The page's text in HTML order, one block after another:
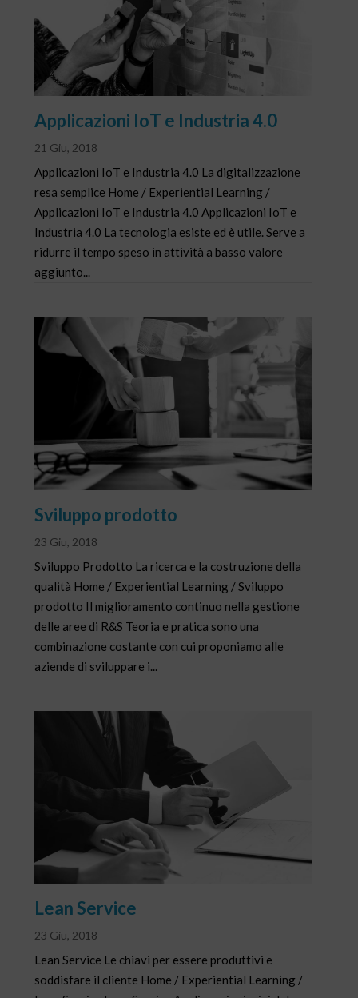
Applicazioni IoT e Industria 4.0
21 Giu, 2018
Applicazioni IoT e Industria 4.0 La digitalizzazione
resa semplice Home / Experiential Learning /
Applicazioni IoT e Industria 4.0 Applicazioni IoT e
Industria 4.0 La tecnologia esiste ed è utile. Serve a
ridurre il tempo speso in attività a basso valore
aggiunto...
Sviluppo prodotto
23 Giu, 2018
Sviluppo Prodotto La ricerca e la costruzione della
qualità Home / Experiential Learning / Sviluppo
prodotto Il miglioramento continuo nella gestione
delle aree di R&S Teoria e pratica sono una
combinazione costante con cui proponiamo alle
aziende di sviluppare i...
Lean Service
23 Giu, 2018
Lean Service Le chiavi per essere produttivi e
soddisfare il cliente Home / Experiential Learning /